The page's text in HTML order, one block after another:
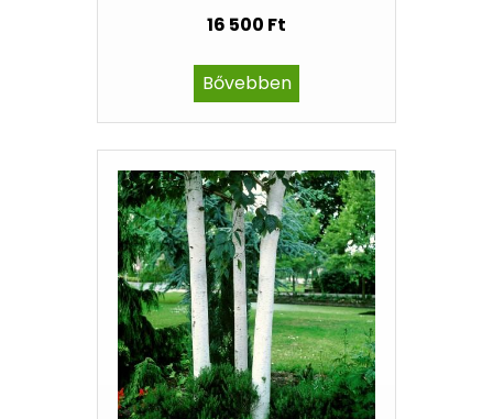
16 500 Ft
Bővebben